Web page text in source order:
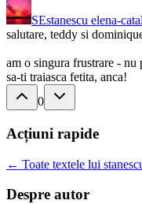
SEstanescu elena-
salutare, teddy si
am o singura frustrare - nu
sa-ti traiasca fetita, anca!
0
Acțiuni rapide
← Toate textele lui
Despre autor